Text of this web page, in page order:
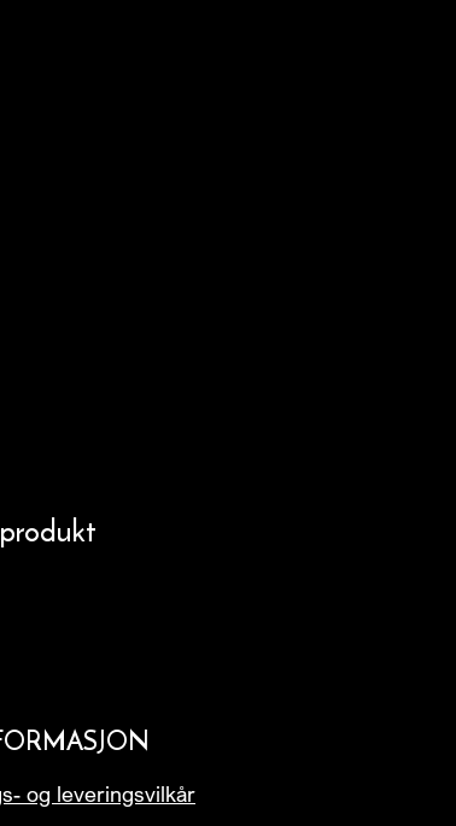
og leveringsvilkår